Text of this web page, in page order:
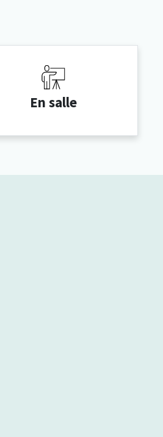
En salle